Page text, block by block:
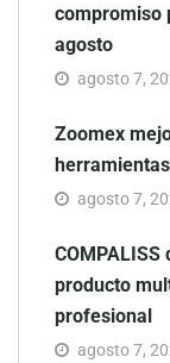
compromiso
agosto
agosto 7,
Zoomex
agosto 7,
COMPALISS
producto
profesional
agosto 7,